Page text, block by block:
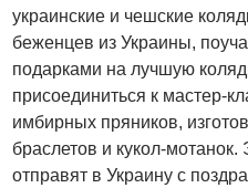
украинские и чешские
беженцев из Украины,
подарками на лучшую
присоединиться к мастер-
имбирных пряников,
браслетов и кукол-мотанок.
отправят в Украину с